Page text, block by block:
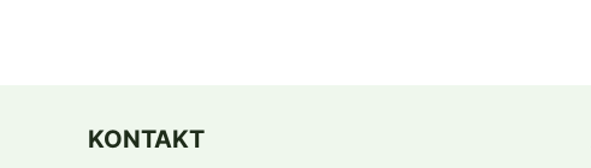
KONTAKT